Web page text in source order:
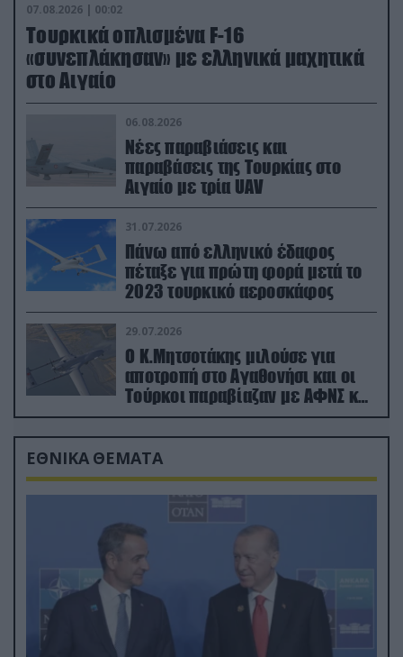
07.08.2026 | 00:02
Τουρκικά οπλισμένα F-16
«συνεπλάκησαν» με ελληνικά μαχητικά
στο Αιγαίο
06.08.2026
Νέες παραβιάσεις και
παραβάσεις της Τουρκίας στο
Αιγαίο με τρία UAV
31.07.2026
Πάνω από ελληνικό έδαφος
πέταξε για πρώτη φορά μετά το
2023 τουρκικό αεροσκάφος
29.07.2026
Ο Κ.Μητσοτάκης μιλούσε για
αποτροπή στο Αγαθονήσι και οι
Τούρκοι παραβίαζαν με ΑΦΝΣ και
drone
ΕΘΝΙΚΑ ΘΕΜΑΤΑ